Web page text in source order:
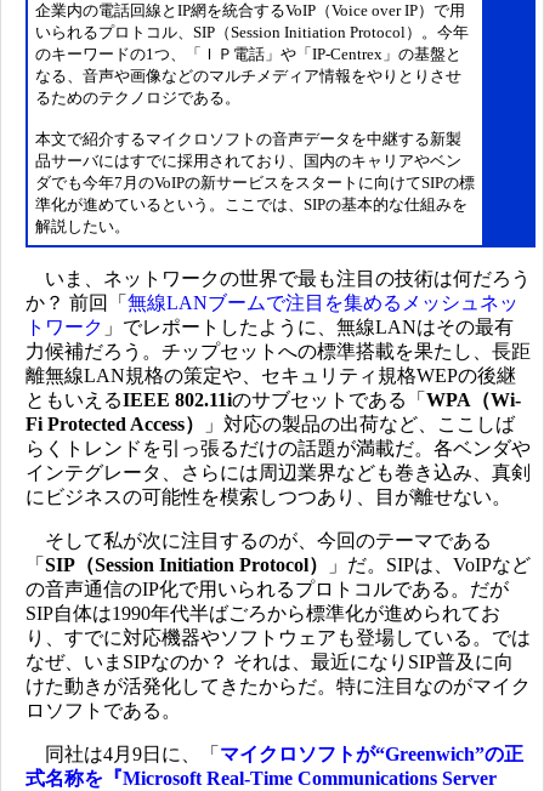
企業内の電話回線とIP網を統合するVoIP（Voice over IP）で用
いられるプロトコル、SIP（Session Initiation Protocol）。今年
のキーワードの1つ、「ＩＰ電話」や「IP-Centrex」の基盤と
なる、音声や画像などのマルチメディア情報をやりとりさせ
るためのテクノロジである。
本文で紹介するマイクロソフトの音声データを中継する新製
品サーバにはすでに採用されており、国内のキャリアやベン
ダでも今年7月のVoIPの新サービスをスタートに向けてSIPの標
準化が進めているという。ここでは、SIPの基本的な仕組みを
解説したい。
いま、ネットワークの世界で最も注目の技術は何だろう
か？ 前回「 無線LANブームで注目を集めるメッシュネッ
トワーク 」でレポートしたように、無線LANはその最有
力候補だろう。チップセットへの標準搭載を果たし、長距
離無線LAN規格の策定や、セキュリティ規格WEPの後継
ともいえるIEEE 802.11iのサブセットである「 WPA（Wi-
Fi Protected Access）
」対応の製品の出荷など、ここしば
らくトレンドを引っ張るだけの話題が満載だ。各ベンダや
インテグレータ、さらには周辺業界なども巻き込み、真剣
にビジネスの可能性を模索しつつあり、目が離せない。
そして私が次に注目するのが、今回のテーマである
「 SIP（Session Initiation Protocol）
」だ。SIPは、VoIPなど
の音声通信のIP化で用いられるプロトコルである。だが
SIP自体は1990年代半ばごろから標準化が進められてお
り、すでに対応機器やソフトウェアも登場している。では
なぜ、いまSIPなのか？ それは、最近になりSIP普及に向
けた動きが活発化してきたからだ。特に注目なのがマイク
ロソフトである。
同社は4月9日に、「 マイクロソフトが“Greenwich”の正
式名称を『Microsoft Real-Time Communications Server